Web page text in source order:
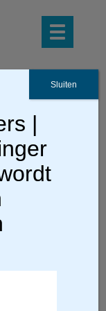
2027
musea
|
Sluiten